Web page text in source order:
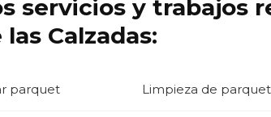
servicios y trabajos
Calzadas:
parquet Limpieza de parquet